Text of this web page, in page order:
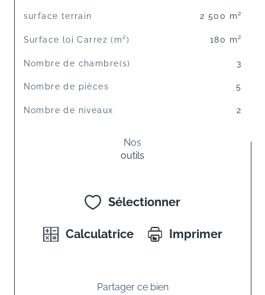
surface terrain 2 500 m²
Surface loi Carrez (m²) 180 m²
Nombre de chambre(s) 3
Nombre de pièces 5
Nombre de niveaux 2
Nos
outils
Sélectionner
Calculatrice Imprimer
Partager ce bien